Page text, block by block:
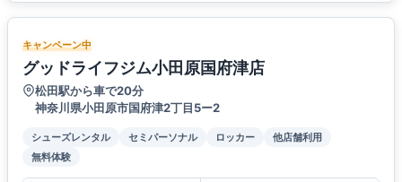
キャンペーン中
グッドライフジム小田原国府津店
松田駅から車で20分
神奈川県小田原市国府津2丁目5ー2
シューズレンタル セミパーソナル ロッカー
他店舗利用
無料体験